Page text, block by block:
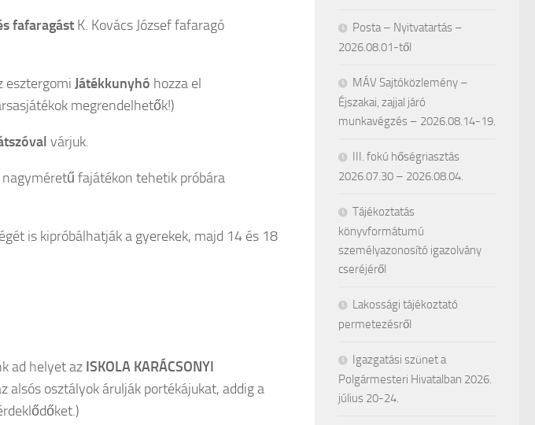
fafaragást K. Kovács József fafaragó
esztergomi Játékkunyhó hozza el
megrendelhetők!)
várjuk.
fajátékon tehetik próbára
is kipróbálhatják a gyerekek, majd 14 és 18
ad helyet az ISKOLA KARÁCSONYI
alsós osztályok árulják portékájukat, addig a
Posta – Nyitvatartás –
2026.08.01-től
MÁV Sajtóközlemény –
Éjszakai, zajjal járó
munkavégzés – 2026.08.14-19.
III. fokú hőségriasztás
2026.07.30 – 2026.08.04.
Tájékoztatás
könyvformátumú
személyazonosító igazolvány
cseréjéről
Lakossági tájékoztató
permetezésről
Igazgatási szünet a
Polgármesteri Hivatalban 2026.
július 20-24.